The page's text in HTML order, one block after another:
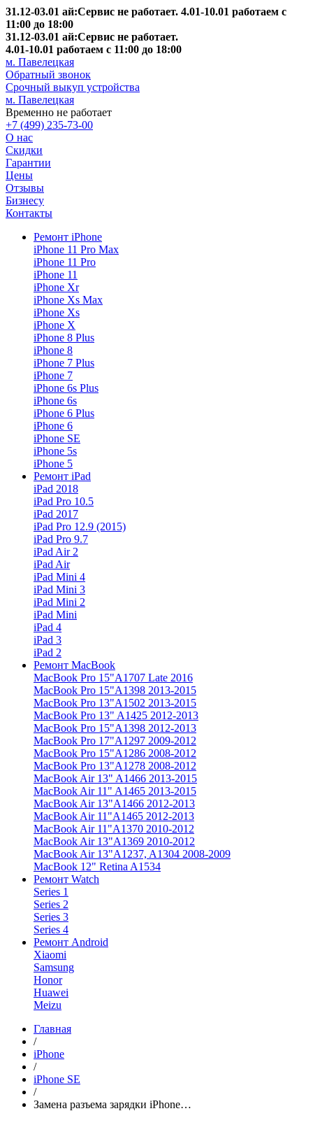
31.12-03.01 ай:Сервис не работает. 4.01-10.01 работаем с
11:00 до 18:00
31.12-03.01 ай:Сервис не работает.
4.01-10.01 работаем с 11:00 до 18:00
м. Павелецкая
Обратный звонок
Срочный выкуп устройства
м. Павелецкая
Временно не работает
+7 (499) 235-73-00
О нас
Скидки
Гарантии
Цены
Отзывы
Бизнесу
Контакты
Ремонт iPhone
iPhone 11 Pro Max
iPhone 11 Pro
iPhone 11
iPhone Xr
iPhone Xs Max
iPhone Xs
iPhone X
iPhone 8 Plus
iPhone 8
iPhone 7 Plus
iPhone 7
iPhone 6s Plus
iPhone 6s
iPhone 6 Plus
iPhone 6
iPhone SE
iPhone 5s
iPhone 5
Ремонт iPad
iPad 2018
iPad Pro 10.5
iPad 2017
iPad Pro 12.9 (2015)
iPad Pro 9.7
iPad Air 2
iPad Air
iPad Mini 4
iPad Mini 3
iPad Mini 2
iPad Mini
iPad 4
iPad 3
iPad 2
Ремонт MacBook
MacBook Pro 15"A1707 Late 2016
MacBook Pro 15"A1398 2013-2015
MacBook Pro 13"A1502 2013-2015
MacBook Pro 13" A1425 2012-2013
MacBook Pro 15"A1398 2012-2013
MacBook Pro 17"A1297 2009-2012
MacBook Pro 15"A1286 2008-2012
MacBook Pro 13"A1278 2008-2012
MacBook Air 13" A1466 2013-2015
MacBook Air 11" A1465 2013-2015
MacBook Air 13"A1466 2012-2013
MacBook Air 11"A1465 2012-2013
MacBook Air 11"A1370 2010-2012
MacBook Air 13"A1369 2010-2012
MacBook Air 13"A1237, A1304 2008-2009
MacBook 12" Retina A1534
Ремонт Watch
Series 1
Series 2
Series 3
Series 4
Ремонт Android
Xiaomi
Samsung
Honor
Huawei
Meizu
Главная
/
iPhone
/
iPhone SE
/
Замена разъема зарядки iPhone…